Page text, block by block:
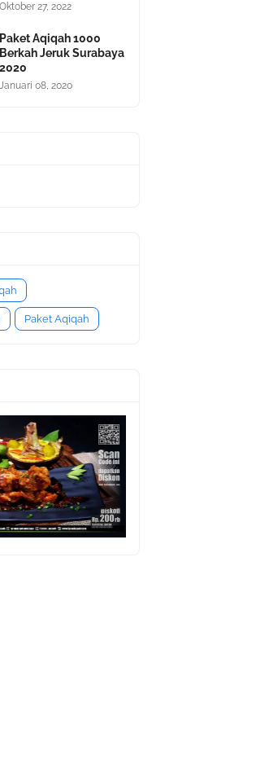
Oktober 27, 2022
Paket Aqiqah 1000
Berkah Jeruk Surabaya
2020
Januari 08, 2020
Paket Aqiqah